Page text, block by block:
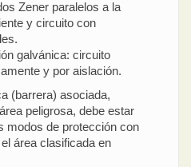
Zener paralelos a la
y circuito con
galvánica: circuito
y por aislación.
(barrera) asociada,
peligrosa, debe estar
modos de protección con
área clasificada en